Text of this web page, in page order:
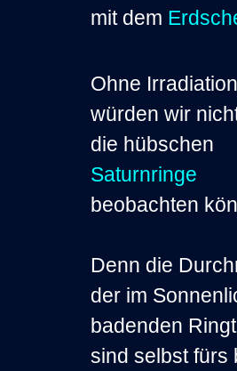
mit dem
Ohne Irradiation
würden wir
die hübschen
Saturnringe
beobachten
Denn die
der im
badenden
sind selbst fürs